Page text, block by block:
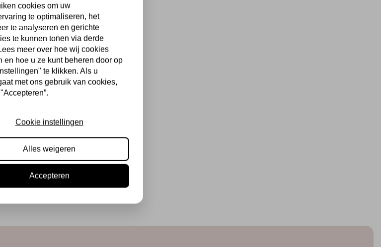
cookies om uw
te optimaliseren, het
te analyseren en gerichte
te kunnen tonen via derde
meer over hoe wij cookies
en hoe u ze kunt beheren door op
te klikken. Als u
met ons gebruik van cookies,
Cookie instellingen
Alles weigeren
Accepteren